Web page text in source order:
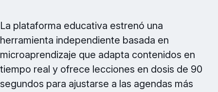
La plataforma educativa estrenó una
herramienta independiente basada en
microaprendizaje que adapta contenidos en
tiempo real y ofrece lecciones en dosis de 90
segundos para ajustarse a las agendas más